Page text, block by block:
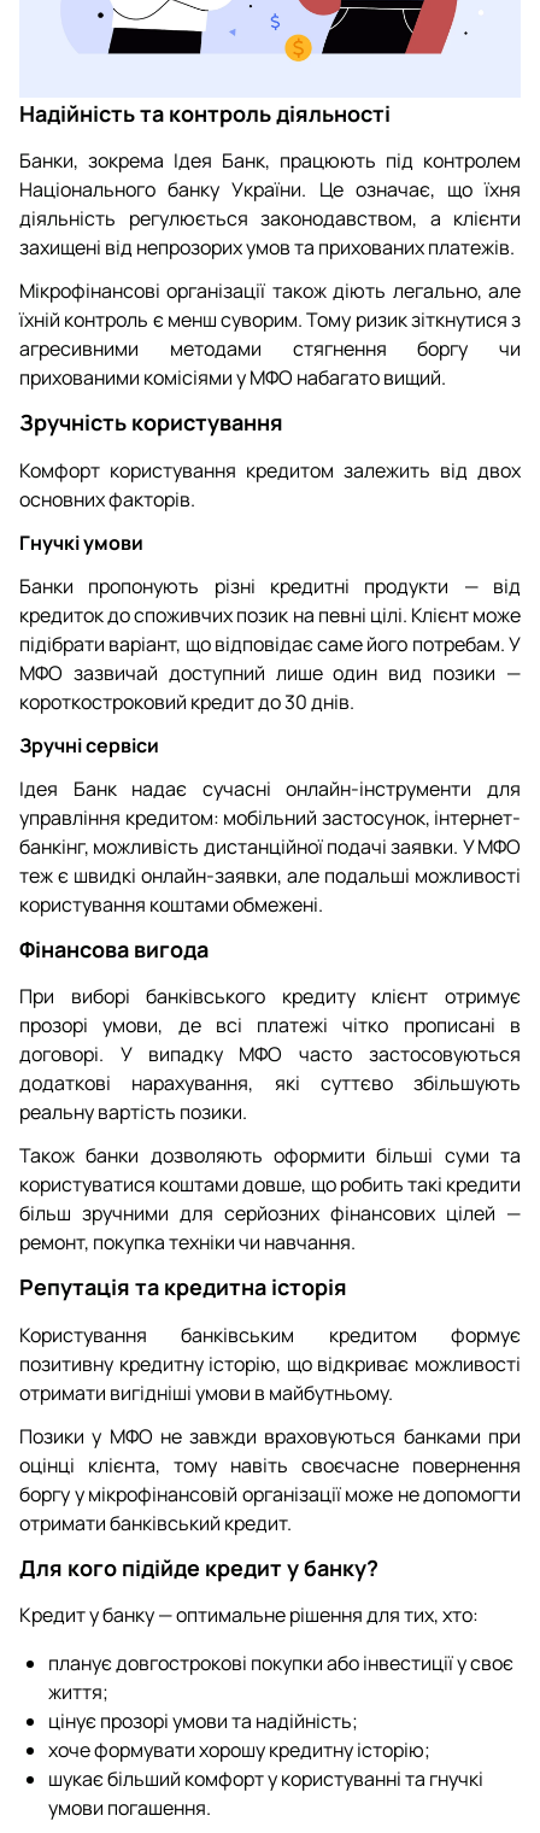
Надійність та контроль діяльності
Банки, зокрема Ідея Банк, працюють під контролем
Національного банку України. Це означає, що їхня
діяльність регулюється законодавством, а клієнти
захищені від непрозорих умов та прихованих платежів.
Мікрофінансові організації також діють легально, але
їхній контроль є менш суворим. Тому ризик зіткнутися з
агресивними методами стягнення боргу чи
прихованими комісіями у МФО набагато вищий.
Зручність користування
Комфорт користування кредитом залежить від двох
основних факторів.
Гнучкі умови
Банки пропонують різні кредитні продукти — від
кредиток до споживчих позик на певні цілі. Клієнт може
підібрати варіант, що відповідає саме його потребам. У
МФО зазвичай доступний лише один вид позики —
короткостроковий кредит до 30 днів.
Зручні сервіси
Ідея Банк надає сучасні онлайн-інструменти для
управління кредитом: мобільний застосунок, інтернет-
банкінг, можливість дистанційної подачі заявки. У МФО
теж є швидкі онлайн-заявки, але подальші можливості
користування коштами обмежені.
Фінансова вигода
При виборі банківського кредиту клієнт отримує
прозорі умови, де всі платежі чітко прописані в
договорі. У випадку МФО часто застосовуються
додаткові нарахування, які суттєво збільшують
реальну вартість позики.
Також банки дозволяють оформити більші суми та
користуватися коштами довше, що робить такі кредити
більш зручними для серйозних фінансових цілей —
ремонт, покупка техніки чи навчання.
Репутація та кредитна історія
Користування банківським кредитом формує
позитивну кредитну історію, що відкриває можливості
отримати вигідніші умови в майбутньому.
Позики у МФО не завжди враховуються банками при
оцінці клієнта, тому навіть своєчасне повернення
боргу у мікрофінансовій організації може не допомогти
отримати банківський кредит.
Для кого підійде кредит у банку?
Кредит у банку — оптимальне рішення для тих, хто:
планує довгострокові покупки або інвестиції у своє
життя;
цінує прозорі умови та надійність;
хоче формувати хорошу кредитну історію;
шукає більший комфорт у користуванні та гнучкі
умови погашення.